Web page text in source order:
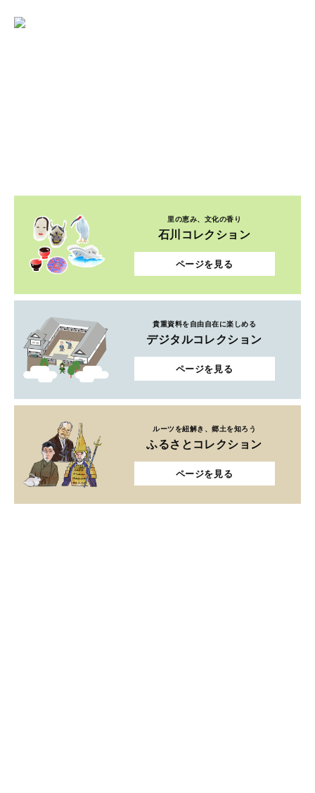
貴重資料を自由自在に楽しめる
デジタルコレクション
ページを見る
ルーツを紐解き、郷土を知ろう
ふるさとコレクション
ページを見る